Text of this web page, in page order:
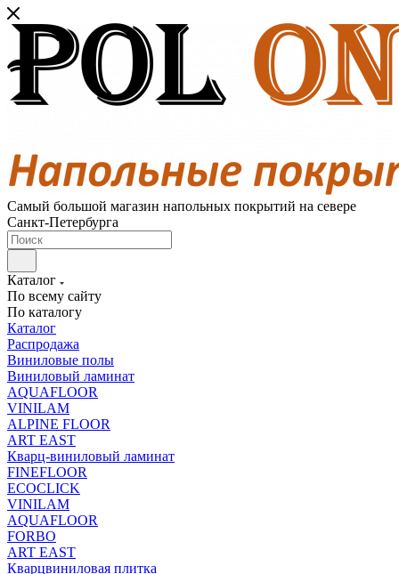
Самый большой магазин напольных покрытий на севере
Санкт-Петербурга
Каталог
По всему сайту
По каталогу
Каталог
Распродажа
Виниловые полы
Виниловый ламинат
AQUAFLOOR
VINILAM
ALPINE FLOOR
ART EAST
Кварц-виниловый ламинат
FINEFLOOR
ECOCLICK
VINILAM
AQUAFLOOR
FORBO
ART EAST
Кварцвиниловая плитка